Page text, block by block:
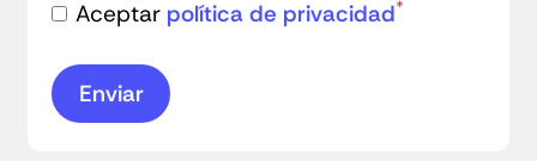
Aceptar política de privacidad*